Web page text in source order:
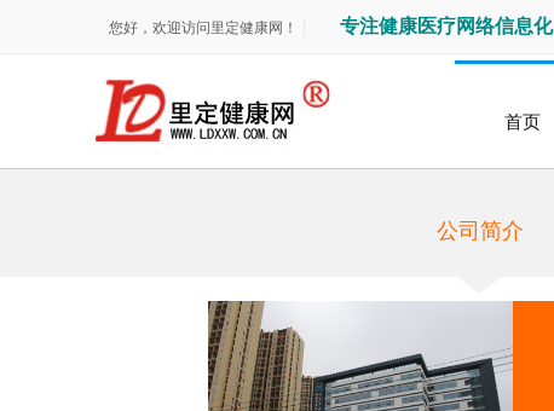
您好，欢迎访问里定健康网！ 专注健康医疗网络信息化
首页
公司简介